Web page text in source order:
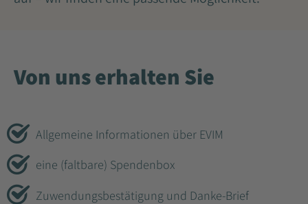
Von uns erhalten Sie
Allgemeine Informationen über EVIM
eine (faltbare) Spendenbox
Zuwendungsbestätigung und Danke-Brief